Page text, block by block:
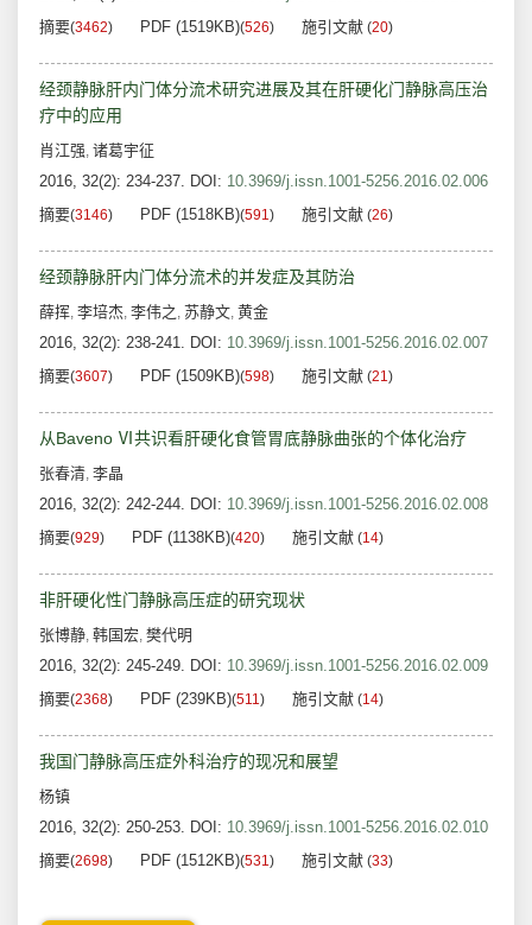
摘要(3462) PDF (1519KB)(526) 施引文献 (20)
经颈静脉肝内门体分流术研究进展及其在肝硬化门静脉高压治
疗中的应用
肖江强, 诸葛宇征
2016, 32(2): 234-237. DOI: 10.3969/j.issn.1001-5256.2016.02.006
摘要(3146) PDF (1518KB)(591) 施引文献 (26)
经颈静脉肝内门体分流术的并发症及其防治
薛挥, 李培杰, 李伟之 , 苏静文, 黄金
2016, 32(2): 238-241. DOI: 10.3969/j.issn.1001-5256.2016.02.007
摘要(3607) PDF (1509KB)(598) 施引文献 (21)
从Baveno Ⅵ共识看肝硬化食管胃底静脉曲张的个体化治疗
张春清, 李晶
2016, 32(2): 242-244. DOI: 10.3969/j.issn.1001-5256.2016.02.008
摘要(929) PDF (1138KB)(420) 施引文献 (14)
非肝硬化性门静脉高压症的研究现状
张博静, 韩国宏, 樊代明
2016, 32(2): 245-249. DOI: 10.3969/j.issn.1001-5256.2016.02.009
摘要(2368) PDF (239KB)(511) 施引文献 (14)
我国门静脉高压症外科治疗的现况和展望
杨镇
2016, 32(2): 250-253. DOI: 10.3969/j.issn.1001-5256.2016.02.010
摘要(2698) PDF (1512KB)(531) 施引文献 (33)